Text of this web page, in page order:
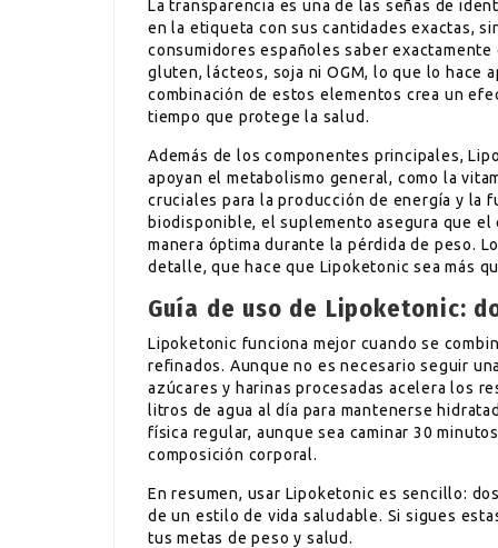
La transparencia es una de las señas de
en la etiqueta con sus cantidades exactas,
consumidores españoles saber
gluten, lácteos, soja ni OGM, lo que lo hace
combinación de estos elementos crea un
tiempo que protege la salud.
Además de los componentes principales,
apoyan el metabolismo general, como la
cruciales para la producción de energía y la
biodisponible, el suplemento asegura que
manera óptima durante la pérdida de peso.
detalle, que hace que Lipoketonic sea más
Guía de uso de Lipoketonic:
Lipoketonic funciona mejor cuando se
refinados. Aunque no es necesario seguir
azúcares y harinas procesadas acelera los
litros de agua al día para mantenerse
física regular, aunque sea caminar 30
composición corporal.
En resumen, usar Lipoketonic es sencillo:
de un estilo de vida saludable. Si sigues
tus metas de peso y salud.